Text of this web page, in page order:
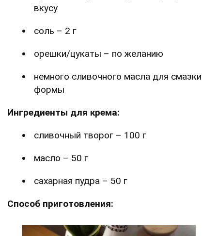
вкусу
соль – 2 г
орешки/цукаты – по желанию
немного сливочного масла для смазки
формы
Ингредиенты для крема:
сливочный творог – 100 г
масло – 50 г
сахарная пудра – 50 г
Способ приготовления: